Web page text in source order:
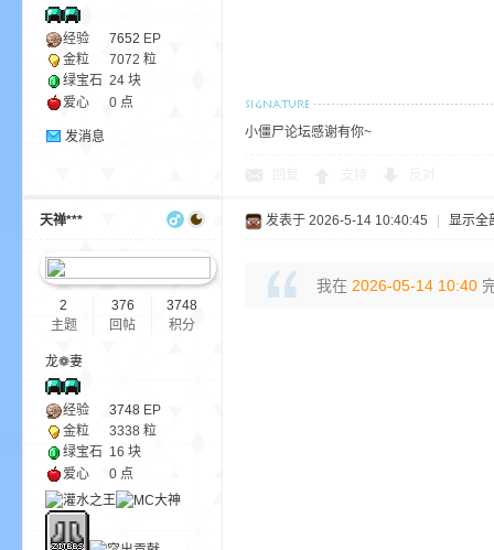
经验 7652 EP
金粒
7072 粒
绿宝石 24 块
爱心
0 点
发消息 小僵尸论坛感谢有你~
天禅***
2
主题
376
回帖
3748
积分
龙❁妻
经验 3748 EP
金粒
3338 粒
绿宝石 16 块
爱心
0 点
发表于 2026-5-14 10:40:45 显示全
我在 2026-05-14 10:40